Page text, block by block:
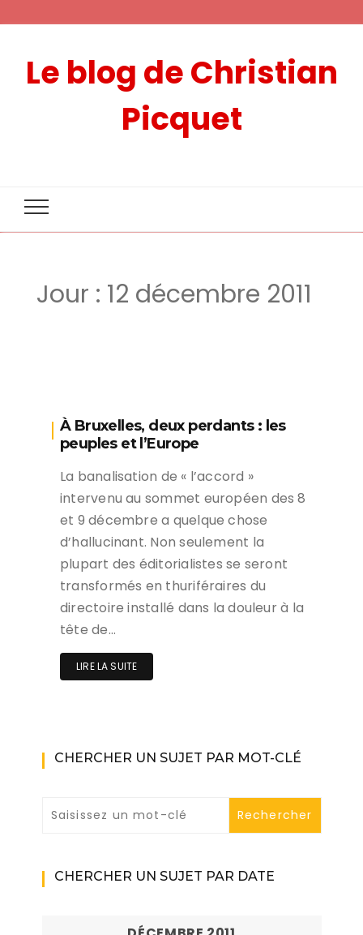
Le blog de Christian
Picquet
Jour : 12 décembre 2011
À Bruxelles, deux perdants : les
peuples et l’Europe
La banalisation de « l’accord »
intervenu au sommet européen des 8
et 9 décembre a quelque chose
d’hallucinant. Non seulement la
plupart des éditorialistes se seront
transformés en thuriféraires du
directoire installé dans la douleur à la
tête de…
LIRE LA SUITE
CHERCHER UN SUJET PAR MOT-CLÉ
CHERCHER UN SUJET PAR DATE